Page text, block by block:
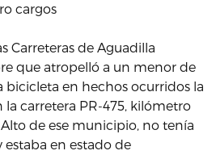
cargos
Carreteras de Aguadilla
que atropelló a un menor de
bicicleta en hechos ocurridos la
carretera PR-475, kilómetro
Alto de ese municipio, no tenía
en estado de